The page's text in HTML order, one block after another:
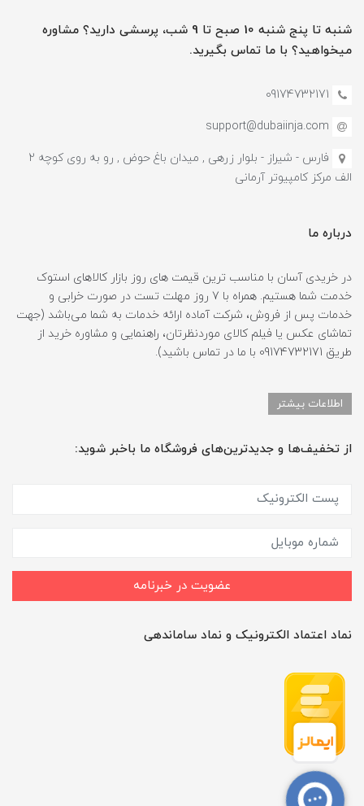
شنبه تا پنج شنبه 10 صبح تا 9 شب، پرسشی دارید؟ مشاوره
میخواهید؟ با ما تماس بگیرید.
09174732171
support@dubaiinja.com
فارس - شیراز - بلوار زرهی , میدان باغ حوض , رو به روی کوچه 2
الف مرکز کامپیوتر آرمانی
درباره ما
در خریدی آسان با مناسب ترین قیمت های روز بازار کالاهای استوک
خدمت شما هستیم. همراه با 7 روز مهلت تست در صورت خرابی و
خدمات پس از فروش، شرکت آماده ارائه خدمات به شما می‌باشد (جهت
تماشای عکس یا فیلم کالای موردنظرتان، راهنمایی و مشاوره خرید از
طریق 09174732171 با ما در تماس باشید).
اطلاعات بیشتر
از تخفیف‌ها و جدیدترین‌های فروشگاه ما باخبر شوید:
عضویت در خبرنامه
نماد اعتماد الکترونیک و نماد ساماندهی